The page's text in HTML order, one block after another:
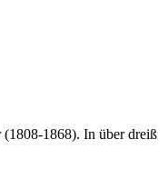
1868). In über